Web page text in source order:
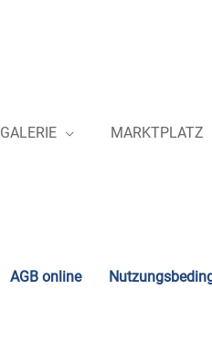
GALERIE MARKTPLATZ
AGB online